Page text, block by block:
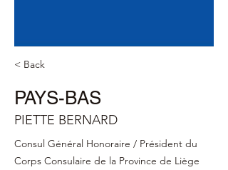
< Back
PAYS-BAS
PIETTE BERNARD
Consul Général Honoraire / Président du
Corps Consulaire de la Province de Liège